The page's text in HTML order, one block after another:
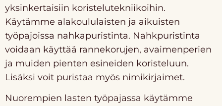
yksinkertaisiin koristelutekniikoihin.
Käytämme alakoululaisten ja aikuisten
työpajoissa nahkapuristinta. Nahkpuristinta
voidaan käyttää rannekorujen, avaimenperien
ja muiden pienten esineiden koristeluun.
Lisäksi voit puristaa myös nimikirjaimet.
Nuorempien lasten työpajassa käytämme